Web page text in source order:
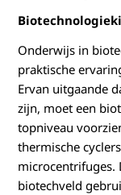
Onderwijs in
praktische
Ervan uitgaande
zijn, moet een
topniveau
thermische
microcentrifuges.
biotechveld